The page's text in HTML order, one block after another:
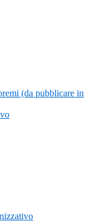
(da pubblicare in